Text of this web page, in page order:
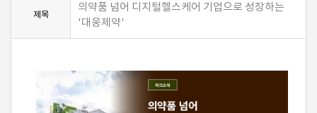
제목
의약품 넘어 디지털헬스케어 기업으로 성장하는
'대웅제약'